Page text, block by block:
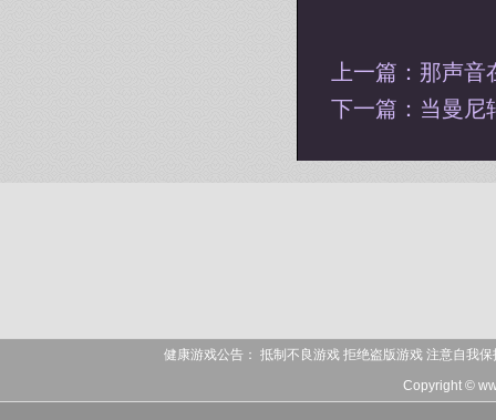
上一篇： 那声音
下一篇： 当曼尼
健康游戏公告： 抵制不良游戏 拒绝盗版游戏 注意自我
Copyright ©